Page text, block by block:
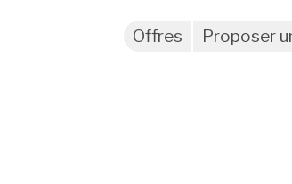
Offres Proposer